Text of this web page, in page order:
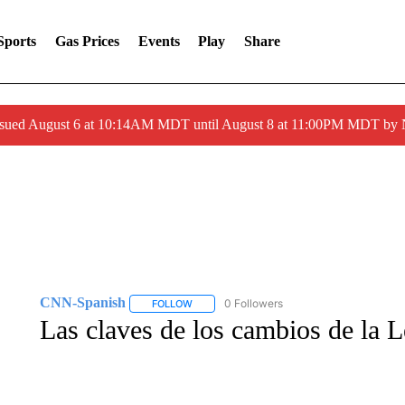
Gas Prices Events Play Share
August 6 at 10:14AM MDT until August 8 at 11:00PM MDT by
CNN-Spanish FOLLOWFOLLOW "CNN-SPANISH" TO RECEIVE
0 Followers
Las claves de los cambios de la